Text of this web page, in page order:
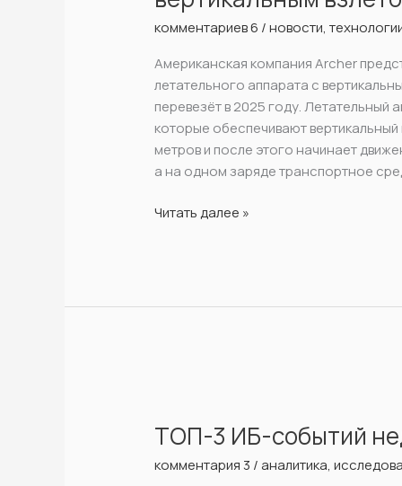
комментариев 6 /новости,
Американская компания Archer
летательного аппарата с
перевезёт в 2025 году. Летательный
которые обеспечивают вертикальный
метров и после этого начинает
а на одном заряде транспортное
аппарата
вертикальным
взлётом
Читать далее »
ТОП-3 ИБ-событий
комментария 3 /aналитика,
событий
по